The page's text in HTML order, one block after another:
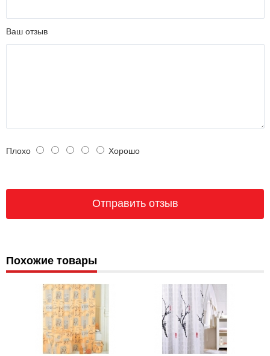
Ваш отзыв
Плохо Хорошо
Похожие товары